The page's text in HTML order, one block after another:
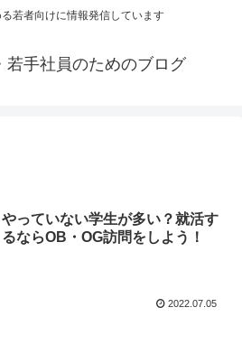
若者向けに情報発信しています
若手社員のためのブログ
やっていない学生が多い？就活す
るならOB・OG訪問をしよう！
2022.07.05